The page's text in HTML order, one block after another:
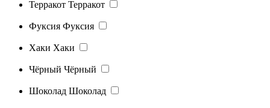
Терракот Терракот
Фуксия Фуксия
Хаки Хаки
Чёрный Чёрный
Шоколад Шоколад